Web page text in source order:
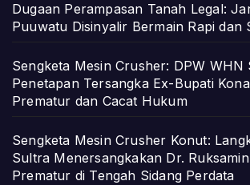
Dugaan Perampasan Tanah Legal:
Puuwatu Disinyalir Bermain Rapi dan
Sengketa Mesin Crusher: DPW WHN
Penetapan Tersangka Ex-Bupati
Prematur dan Cacat Hukum
Sengketa Mesin Crusher Konut:
Sultra Menersangkakan Dr.
Prematur di Tengah Sidang Perdata